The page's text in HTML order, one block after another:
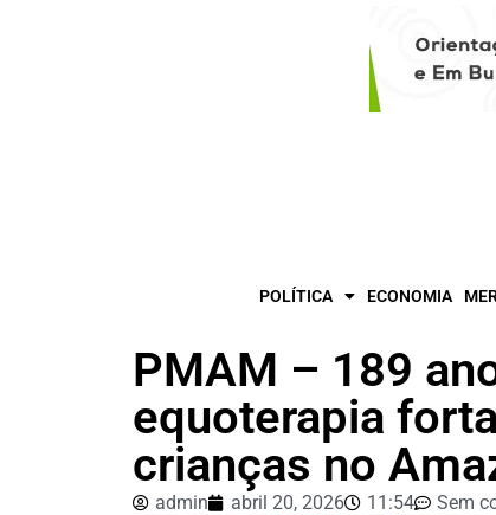
POLÍTICA ECONOMIA
PMAM – 189
equoterapia
crianças no
admin abril 20, 2026 11:54 Sem